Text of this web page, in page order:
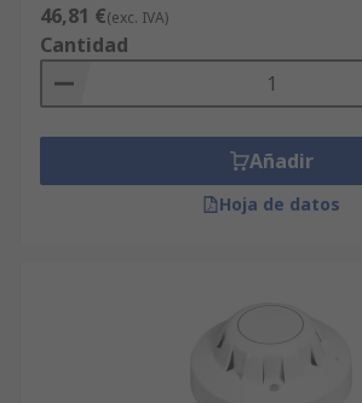
46,81 €(exc. IVA)
Cantidad
Añadir
Hoja de datos